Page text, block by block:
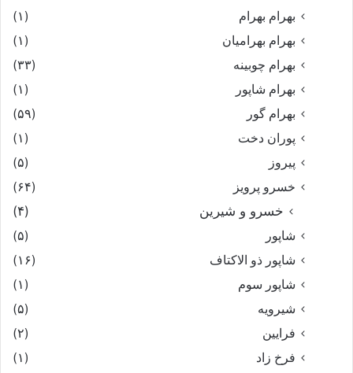
بهرام بهرام
(۱)
بهرام بهرامیان‏
(۱)
بهرام چوبینه
(۳۳)
بهرام شاپور
(۱)
بهرام گور
(۵۹)
پوران دخت
(۱)
پیروز
(۵)
خسرو پرویز
(۶۴)
خسرو و شیرین (۴)
شاپور
(۵)
شاپور ذو الاکتاف
(۱۶)
شاپور سوم‏
(۱)
شیرویه
(۵)
فرایین
(۲)
فرخ زاد
(۱)